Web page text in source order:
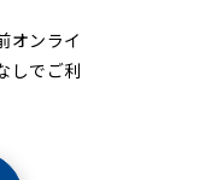
オンライ
しでご利